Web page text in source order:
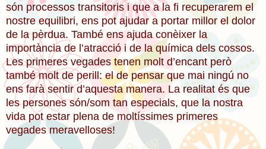
són processos transitoris i que a la fi recuperarem el
nostre equilibri, ens pot ajudar a portar millor el dolor
de la pèrdua. També ens ajuda conèixer la
importància de l’atracció i de la química dels cossos.
Les primeres vegades tenen molt d’encant però
també molt de perill: el de pensar que mai ningú no
ens farà sentir d’aquesta manera. La realitat és que
les persones són/som tan especials, que la nostra
vida pot estar plena de moltíssimes primeres
vegades meravelloses!